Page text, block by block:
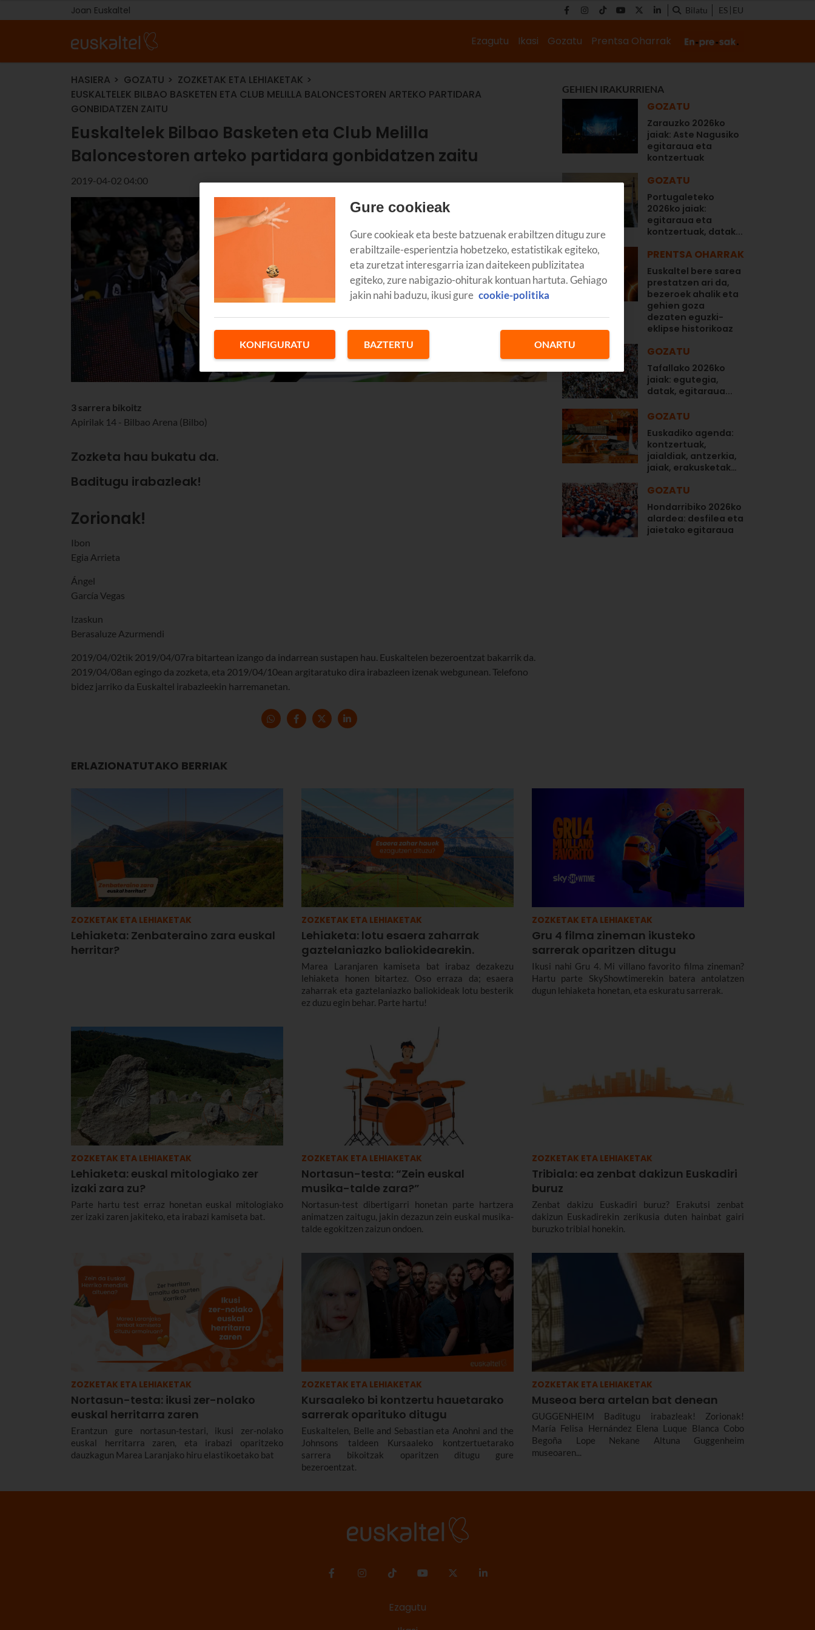
Joan Euskaltel Bilatu ES EU
Ezagutu Ikasi Gozatu Prentsa Oharrak
HASIERA GOZATU
ZOZKETAK ETA LEHIAKETAK
EUSKALTELEK BILBAO BASKETEN ETA CLUB MELILLA BALONCESTOREN ARTEKO PARTIDARA
GONBIDATZEN ZAITU
Euskaltelek Bilbao Basketen eta Club Melilla
Baloncestoren arteko partidara gonbidatzen zaitu
2019-04-02 04:00
3 sarrera bikoitz
Apirilak 14 - Bilbao Arena (Bilbo)
Zozketa hau bukatu da.
Baditugu irabazleak!
Zorionak!
Ibon
Egia Arrieta
Ángel
García Vegas
Izaskun
Berasaluze Azurmendi
2019/04/02tik 2019/04/07ra bitartean izango da indarrean sustapen hau. Euskaltelen bezeroentzat bakarrik da.
2019/04/08an egingo da zozketa, eta 2019/04/10ean argitaratuko dira irabazleen izenak webgunean. Telefono
bidez jarriko da Euskaltel irabazleekin harremanetan.
GEHIEN IRAKURRIENA
GOZATU
Zarauzko 2026ko
jaiak: Aste Nagusiko
egitaraua eta
kontzertuak
GOZATU
Portugaleteko
2026ko jaiak:
egitaraua eta
kontzertuak, datak...
PRENTSA OHARRAK
Euskaltel bere sarea
prestatzen ari da,
bezeroek ahalik eta
gehien goza
dezaten eguzki-
eklipse historikoaz
GOZATU
Tafallako 2026ko
jaiak: egutegia,
datak, egitaraua...
GOZATU
Euskadiko agenda:
kontzertuak,
jaialdiak, antzerkia,
jaiak, erakusketak…
GOZATU
Hondarribiko 2026ko
alardea: desfilea eta
jaietako egitaraua
ERLAZIONATUTAKO BERRIAK
ZOZKETAK ETA LEHIAKETAK
Lehiaketa: Zenbateraino zara euskal
herritar?
ZOZKETAK ETA LEHIAKETAK
Lehiaketa: lotu esaera zaharrak
gaztelaniazko baliokidearekin.
Marea Laranjaren kamiseta bat irabaz dezakezu
lehiaketa honen bitartez. Oso erraza da; esaera
zaharrak eta gaztelaniazko baliokideak lotu besterik
ez duzu egin behar. Parte hartu!
ZOZKETAK ETA LEHIAKETAK
Gru 4 filma zineman ikusteko
sarrerak oparitzen ditugu
Ikusi nahi Gru 4. Mi villano favorito filma zineman?
Hartu parte SkyShowtimerekin batera antolatzen
dugun lehiaketa honetan, eta eskuratu sarrerak.
ZOZKETAK ETA LEHIAKETAK
Lehiaketa: euskal mitologiako zer
izaki zara zu?
Parte hartu test erraz honetan euskal mitologiako
zer izaki zaren jakiteko, eta irabazi kamiseta bat.
ZOZKETAK ETA LEHIAKETAK
Nortasun-testa: “Zein euskal
musika-talde zara?”
Nortasun-test dibertigarri honetan parte hartzera
animatzen zaitugu, jakin dezazun zein euskal musika-
talde egokitzen zaizun ondoen.
ZOZKETAK ETA LEHIAKETAK
Tribiala: ea zenbat dakizun Euskadiri
buruz
Zenbat dakizu Euskadiri buruz? Erakutsi zenbat
dakizun Euskadirekin zerikusia duten hainbat gairi
buruzko tribial honekin.
ZOZKETAK ETA LEHIAKETAK
Nortasun-testa: ikusi zer-nolako
euskal herritarra zaren
Erantzun gure nortasun-testari, ikusi zer-nolako
euskal herritarra zaren, eta irabazi oparitzeko
dauzkagun Marea Laranjako hiru elastikoetako bat
ZOZKETAK ETA LEHIAKETAK
Kursaaleko bi kontzertu hauetarako
sarrerak oparituko ditugu
Euskaltelen, Belle and Sebastian eta Anohni and the
Johnsons taldeen Kursaaleko kontzertuetarako
sarrera bikoitzak oparitzen ditugu gure
bezeroentzat.
ZOZKETAK ETA LEHIAKETAK
Museoa bera artelan bat denean
GUGGENHEIM Baditugu irabazleak! Zorionak!
María Felisa Hernández Elena Luque Blanca Cobo
Begoña Lope Nekane Altuna Guggenheim
museoaren...
Ezagutu
Gure cookieak
Gure cookieak eta beste batzuenak erabiltzen ditugu zure
erabiltzaile-esperientzia hobetzeko, estatistikak egiteko,
eta zuretzat interesgarria izan daitekeen publizitatea
egiteko, zure nabigazio-ohiturak kontuan hartuta. Gehiago
jakin nahi baduzu, ikusi gure cookie-politika
KONFIGURATU BAZTERTU ONARTU